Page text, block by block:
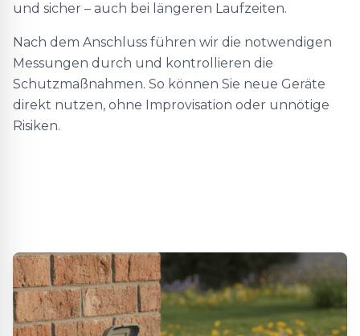
und sicher – auch bei längeren Laufzeiten.
Nach dem Anschluss führen wir die notwendigen
Messungen durch und kontrollieren die
Schutzmaßnahmen. So können Sie neue Geräte
direkt nutzen, ohne Improvisation oder unnötige
Risiken.